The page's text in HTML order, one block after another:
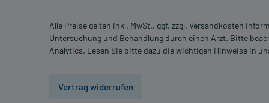
im Abstand von 6-8 Stunden, 1 Stunde vor der
Kinder
3-mal täglich
Alle Preise gelten inkl. MwSt., ggf. zzgl. Versandkosten
Untersuchung und Behandlung durch einen Arzt. Bitte
Analytics. Lesen Sie bitte dazu die wichtigen Hinweise in
Vertrag widerrufen